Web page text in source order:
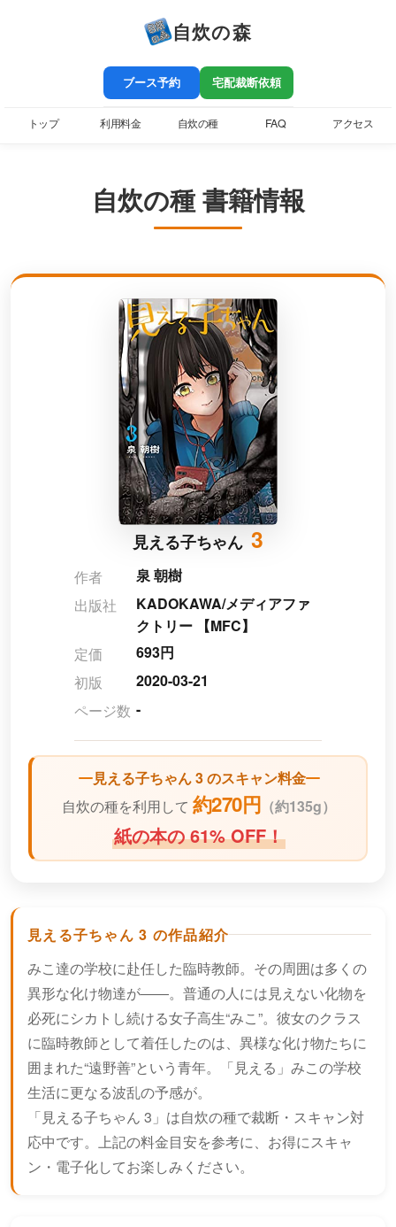
自炊の森
ブース予約 宅配裁断依頼
トップ 利用料金 自炊の種 FAQ アクセス
自炊の種 書籍情報
見える子ちゃん 3
作者
泉 朝樹
出版社
KADOKAWA/メディアファ
クトリー 【MFC】
定価
693円
初版
2020-03-21
ページ数 -
見える子ちゃん 3 のスキャン料金
自炊の種を利用して 約270円 （約135g）
紙の本の 61% OFF！
見える子ちゃん 3 の作品紹介
みこ達の学校に赴任した臨時教師。その周囲は多くの
異形な化け物達が――。普通の人には見えない化物を
必死にシカトし続ける女子高生“みこ”。彼女のクラス
に臨時教師として着任したのは、異様な化け物たちに
囲まれた“遠野善”という青年。「見える」みこの学校
生活に更なる波乱の予感が。
「見える子ちゃん 3」は自炊の種で裁断・スキャン対
応中です。上記の料金目安を参考に、お得にスキャ
ン・電子化してお楽しみください。